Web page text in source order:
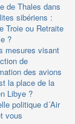
de Thales dans
sibériens :
Troie ou Retraite
?
mesures visant
de
des avions
la place de la
Libye ?
politique d´Air
vous